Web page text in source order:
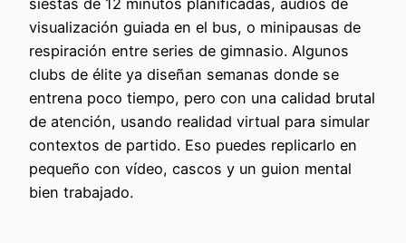
siestas de 12 minutos planificadas, audios de
visualización guiada en el bus, o minipausas de
respiración entre series de gimnasio. Algunos
clubs de élite ya diseñan semanas donde se
entrena poco tiempo, pero con una calidad brutal
de atención, usando realidad virtual para simular
contextos de partido. Eso puedes replicarlo en
pequeño con vídeo, cascos y un guion mental
bien trabajado.